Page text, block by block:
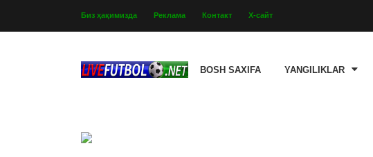
Биз ҳақимизда Реклама Контакт Х-сайт
BOSH SAXIFA YANGILIKLAR